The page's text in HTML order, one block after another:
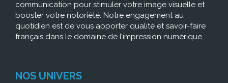
communication pour stimuler votre image visuelle et
booster votre notoriété. Notre engagement au
quotidien est de vous apporter qualité et savoir-faire
français dans le domaine de l’impression numérique.
NOS UNIVERS